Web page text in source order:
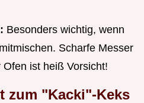
Besonders wichtig, wenn
Scharfe Messer
ist heiß Vorsicht!
zum "Kacki"-Keks